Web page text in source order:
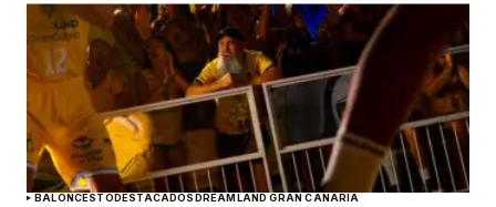
BALONCESTO DESTACADOS DREAMLAND GRAN CANARIA